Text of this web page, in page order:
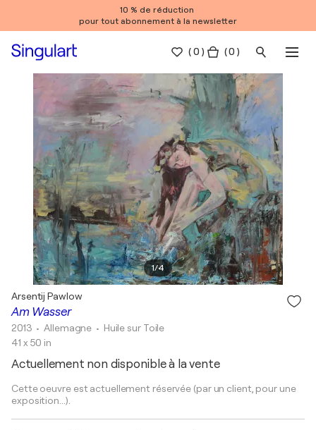
10 % de réduction
pour tout abonnement à la newsletter
(0 ) ( 0 )
1/4
Am Wasser
Arsentij Pawlow
2013 • Allemagne • Huile sur Toile
41 x 50 in
Actuellement non disponible à la vente
Cette oeuvre est actuellement réservée (par un client, pour une
exposition...).